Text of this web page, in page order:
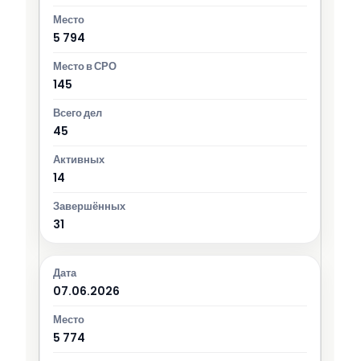
5 794
145
45
14
31
07.06.2026
5 774